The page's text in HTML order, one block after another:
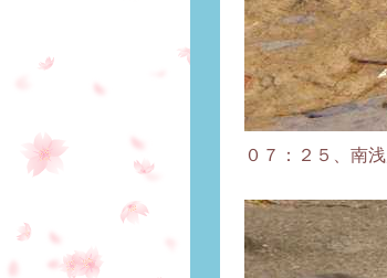
０７：２５、南浅